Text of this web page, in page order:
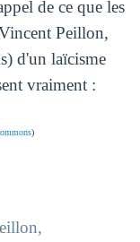
de ce que les
Peillon,
d'un laïcisme
vraiment :
)